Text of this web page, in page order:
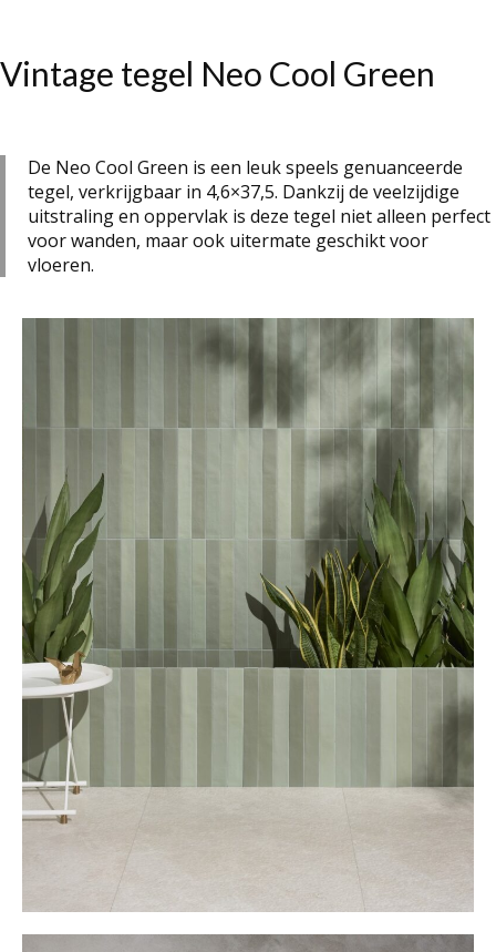
Vintage tegel Neo Cool Green
De Neo Cool Green is een leuk speels genuanceerde
tegel, verkrijgbaar in 4,6×37,5. Dankzij de veelzijdige
uitstraling en oppervlak is deze tegel niet alleen perfect
voor wanden, maar ook uitermate geschikt voor
vloeren.